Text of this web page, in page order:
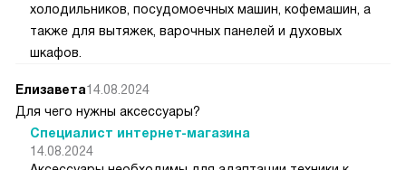
холодильников, посудомоечных машин, кофемашин, а
также для вытяжек, варочных панелей и духовых
шкафов.
Елизавета14.08.2024
Для чего нужны аксессуары?
Специалист интернет-магазина
14.08.2024